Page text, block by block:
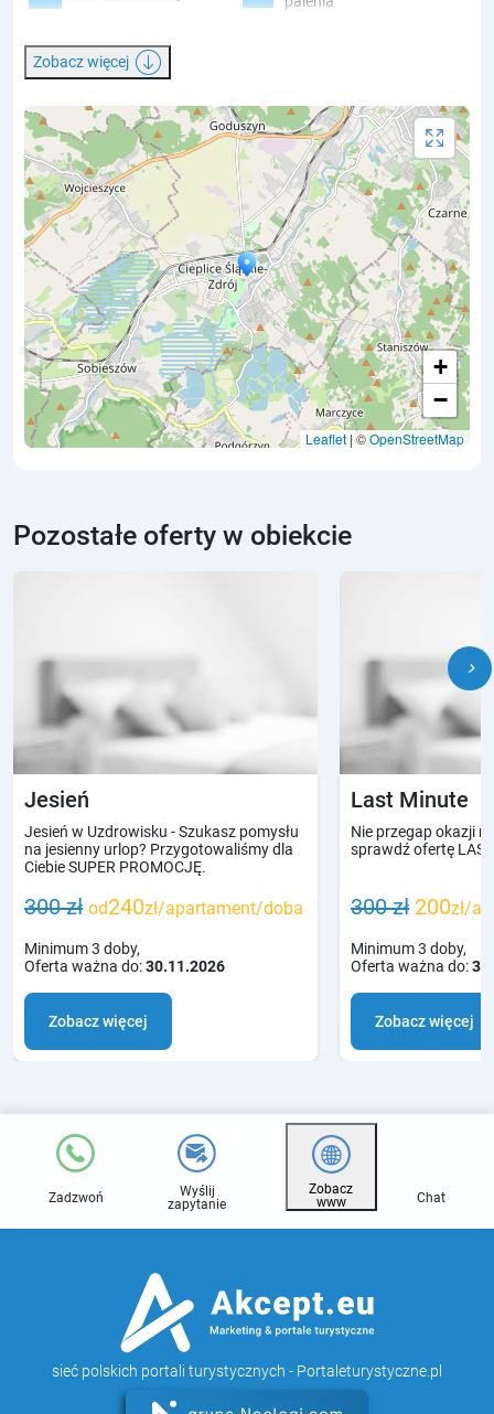
Balkon
Ekspres do kawy Całoroczny
Bezpłatny parking Bezpłatne WiFi
Ręczniki Płatność gotówką
Telewizor Klimatyzacja
Zobacz więcej
+
−
Leaflet| ©OpenStreetMap
Pozostałe oferty w obiekcie
Jesień
Jesień w Uzdrowisku - Szukasz pomysłu
na jesienny urlop? Przygotowaliśmy dla
Ciebie SUPER PROMOCJĘ.
300 zł od240zł/apartament/doba
Minimum 3 doby,
Oferta ważna do:30.11.2026
Zobacz więcej
Last Minute
Nie przegap okazji
sprawdź ofertę
300 zł 200zł/
Minimum 3 doby,
Oferta ważna do:
Zobacz więcej
chevron_right
Zadzwoń
Wyślij
zapytanie
Zobacz
www
Chat
sieć polskich portali turystycznych - Portaleturystyczne.pl